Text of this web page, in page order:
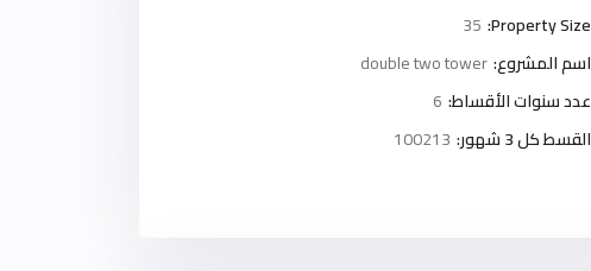
Property Size:
35
اسم المشروع:double two tower
عدد سنوات الأقساط: 6
القسط كل 3 شهور:
100213